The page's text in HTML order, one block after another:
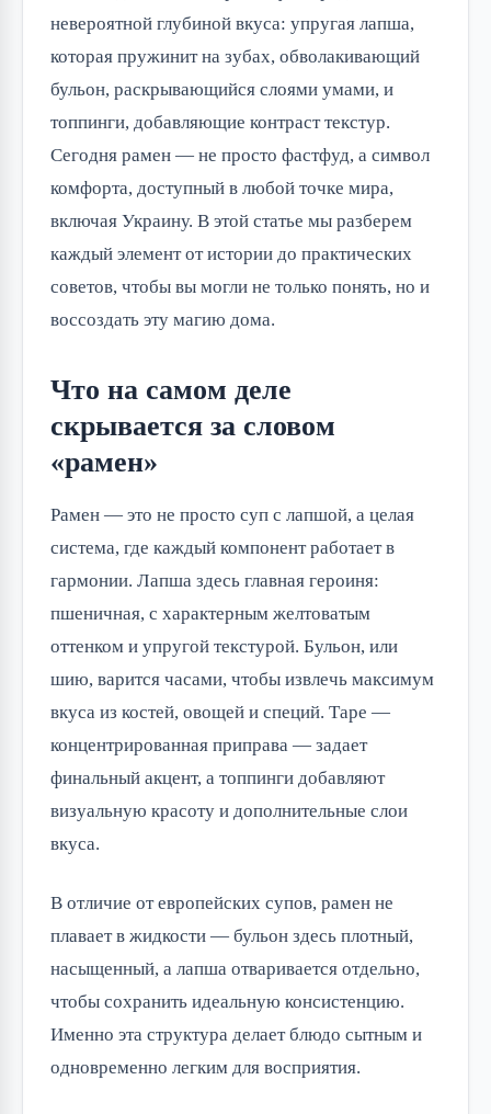
невероятной глубиной вкуса: упругая лапша,
которая пружинит на зубах, обволакивающий
бульон, раскрывающийся слоями умами, и
топпинги, добавляющие контраст текстур.
Сегодня рамен — не просто фастфуд, а символ
комфорта, доступный в любой точке мира,
включая Украину. В этой статье мы разберем
каждый элемент от истории до практических
советов, чтобы вы могли не только понять, но и
воссоздать эту магию дома.
Что на самом деле
скрывается за словом
«рамен»
Рамен — это не просто суп с лапшой, а целая
система, где каждый компонент работает в
гармонии. Лапша здесь главная героиня:
пшеничная, с характерным желтоватым
оттенком и упругой текстурой. Бульон, или
шию, варится часами, чтобы извлечь максимум
вкуса из костей, овощей и специй. Таре —
концентрированная приправа — задает
финальный акцент, а топпинги добавляют
визуальную красоту и дополнительные слои
вкуса.
В отличие от европейских супов, рамен не
плавает в жидкости — бульон здесь плотный,
насыщенный, а лапша отваривается отдельно,
чтобы сохранить идеальную консистенцию.
Именно эта структура делает блюдо сытным и
одновременно легким для восприятия.